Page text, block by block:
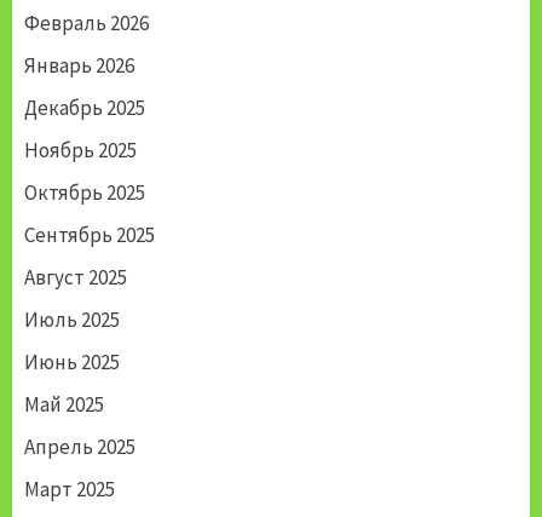
Февраль 2026
Январь 2026
Декабрь 2025
Ноябрь 2025
Октябрь 2025
Сентябрь 2025
Август 2025
Июль 2025
Июнь 2025
Май 2025
Апрель 2025
Март 2025